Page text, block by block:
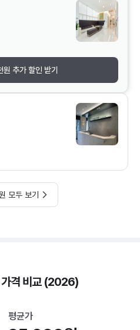
추가 할인 받기
모두 보기
가격 비교 (2026)
평균가